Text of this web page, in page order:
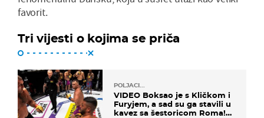
favorit.
Tri vijesti o kojima se priča
POLJACI...
VIDEO Boksao je s Kličkom i
Furyjem, a sad su ga stavili u
kavez sa šestoricom Roma!